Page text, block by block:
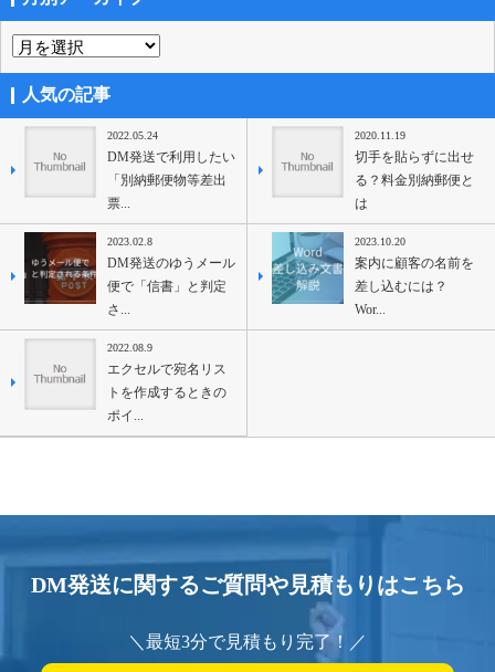
人気の記事
2022.05.24
DM発送で利用したい
「別納郵便物等差出
票...
2020.11.19
切手を貼らずに出せ
る？料金別納郵便と
は
2023.02.8
DM発送のゆうメール
便で「信書」と判定
さ...
2023.10.20
案内に顧客の名前を
差し込むには？
Wor...
2022.08.9
エクセルで宛名リス
トを作成するときの
ポイ...
DM発送に関するご質問や見積もりはこちら
＼最短3分で見積もり完了！／